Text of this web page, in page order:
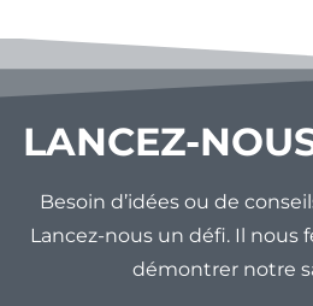
LANCEZ-
Besoin d’idées ou de
Lancez-nous un défi. Il nous
démontrer notre